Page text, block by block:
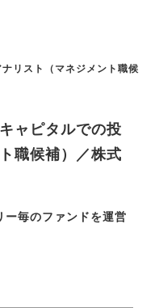
リスト（マネジメント職候
ャピタルでの投
職候補）／株式
ー毎のファンドを運営